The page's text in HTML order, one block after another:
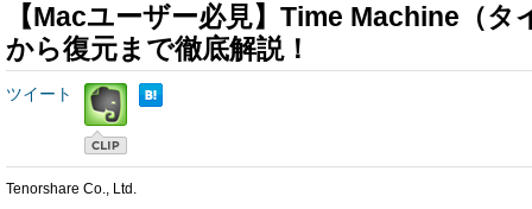
【Macユーザー必見】Time Machine（タ
から復元まで徹底解説！
ツイート
Tenorshare Co., Ltd.